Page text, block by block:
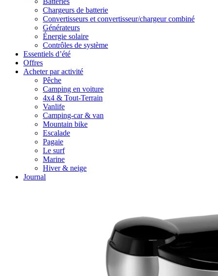
Chargeurs de batterie
Convertisseurs et convertisseur/chargeur combiné
Générateurs
Énergie solaire
Contrôles de système
Essentiels d’été
Offres
Acheter par activité
Pêche
Camping en voiture
4x4 & Tout-Terrain
Vanlife
Camping-car & van
Mountain bike
Escalade
Pagaie
Le surf
Marine
Hiver & neige
Journal